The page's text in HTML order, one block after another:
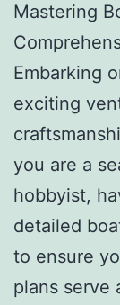
Mastering
Embarking
exciting
you are a
hobbyist,
detailed
to ensure
plans serve